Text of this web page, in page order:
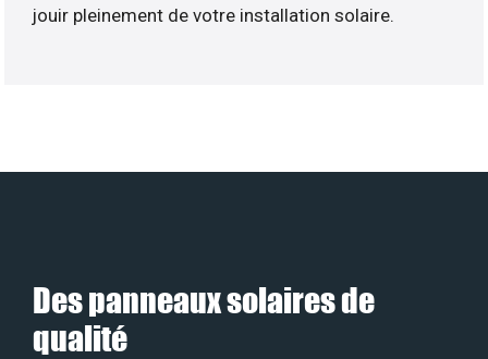
jouir pleinement de votre installation solaire.
Des panneaux solaires de
qualité